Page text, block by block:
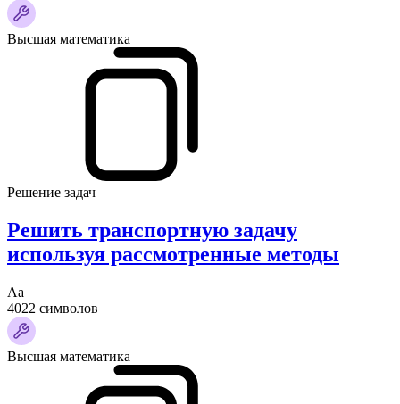
Высшая математика
Решение задач
Решить транспортную задачу
используя рассмотренные методы
Аа
4022 символов
Высшая математика